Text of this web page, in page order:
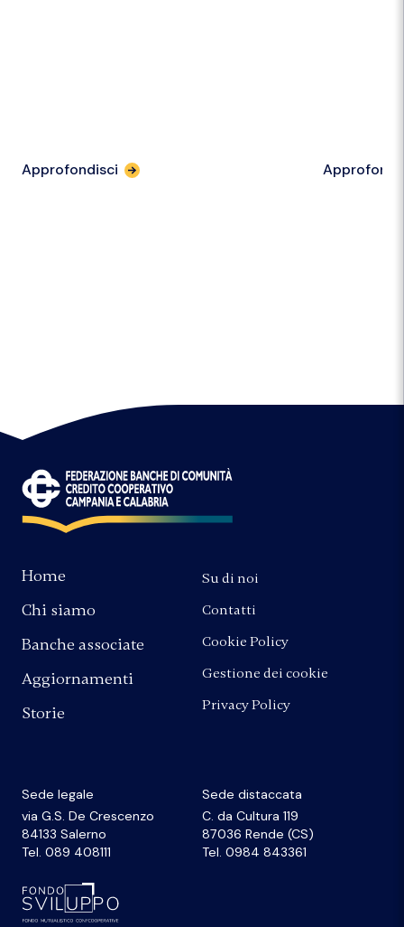
Approfondisci
Sede legale
via G.S. De Crescenzo
84133 Salerno
Tel. 089 408111
Sede distaccata
C. da Cultura 119
87036 Rende (CS)
Tel. 0984 843361
Home
Chi siamo
Banche associate
Aggiornamenti
Storie
Su di noi
Contatti
Cookie Policy
Gestione dei cookie
Privacy Policy